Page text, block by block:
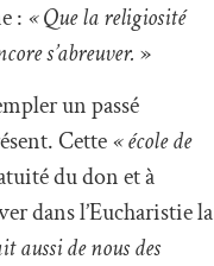
: « Que la religiosité
s’abreuver. »
un passé
Cette« école de
du don et à
dans l’Eucharistie la
aussi de nous des